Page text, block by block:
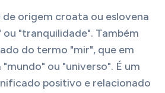
de origem croata ou eslovena
ou "tranquilidade". Também
do termo "mir", que em
ou "universo". É um
positivo e relacionado